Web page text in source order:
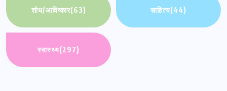
शोध/आविष्कार(63) साहित्य(44)
स्वास्थ्य(297)